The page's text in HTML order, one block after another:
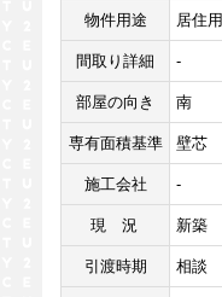
物件用途 居住用
間取り詳細 -
部屋の向き 南
専有面積基準 壁芯
施工会社 -
現況 新築
引渡時期 相談